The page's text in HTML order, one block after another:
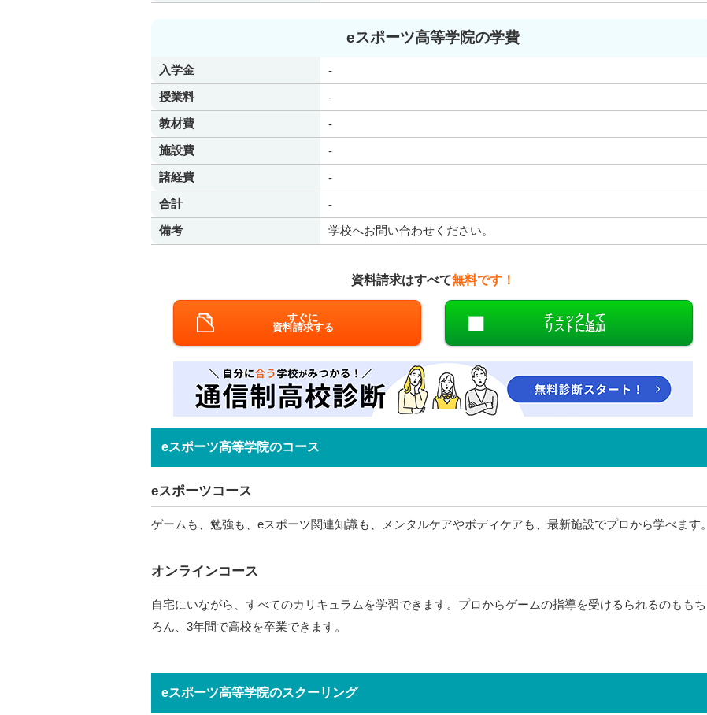
eスポーツ高等学院の学費
入学金
-
授業料
-
教材費
-
施設費
-
諸経費
-
合計
-
備考
学校へお問い合わせください。
資料請求はすべて無料です！
すぐに
資料請求する
チェックして
リストに追加
eスポーツ高等学院のコース
eスポーツコース
ゲームも、勉強も、eスポーツ関連知識も、メンタルケアやボディケアも、最新施設でプロから学べます。
オンラインコース
自宅にいながら、すべてのカリキュラムを学習できます。プロからゲームの指導を受けるられるのももち
ろん、3年間で高校を卒業できます。
eスポーツ高等学院のスクーリング